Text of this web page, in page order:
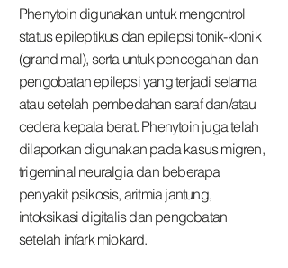
Phenytoin digunakan untuk mengontrol
status epileptikus dan epilepsi tonik-klonik
(grand mal), serta untuk pencegahan dan
pengobatan epilepsi yang terjadi selama
atau setelah pembedahan saraf dan/atau
cedera kepala berat. Phenytoin juga telah
dilaporkan digunakan pada kasus migren,
trigeminal neuralgia dan beberapa
penyakit psikosis, aritmia jantung,
intoksikasi digitalis dan pengobatan
setelah infark miokard.